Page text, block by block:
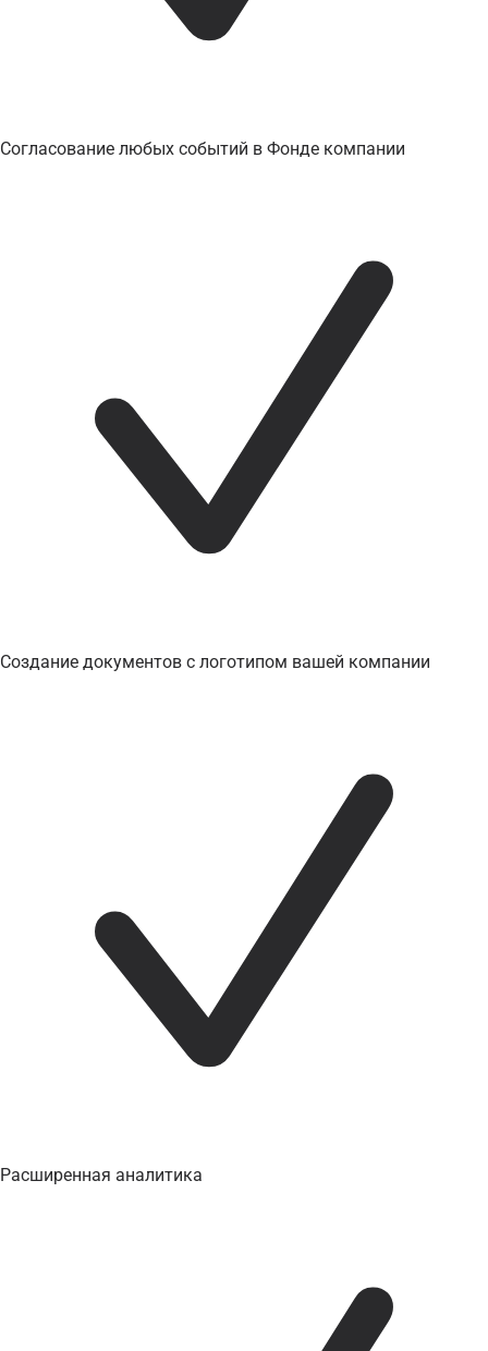
Согласование любых событий в Фонде компании
Создание документов с логотипом вашей компании
Расширенная аналитика